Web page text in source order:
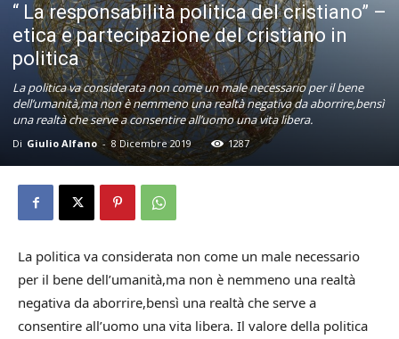
“ La responsabilità politica del cristiano” –
etica e partecipazione del cristiano in
politica
La politica va considerata non come un male necessario per il bene
dell’umanità,ma non è nemmeno una realtà negativa da aborrire,bensì
una realtà che serve a consentire all’uomo una vita libera.
Di Giulio Alfano - 8 Dicembre 2019 1287
La politica va considerata non come un male necessario
per il bene dell’umanità,ma non è nemmeno una realtà
negativa da aborrire,bensì una realtà che serve a
consentire all’uomo una vita libera. Il valore della politica